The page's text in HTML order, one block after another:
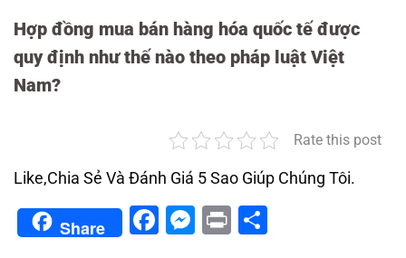
Hợp đồng mua bán hàng hóa quốc tế được
quy định như thế nào theo pháp luật Việt
Nam?
Rate this post
Like,Chia Sẻ Và Đánh Giá 5 Sao Giúp Chúng Tôi.
Share Facebook
Messenger
Print